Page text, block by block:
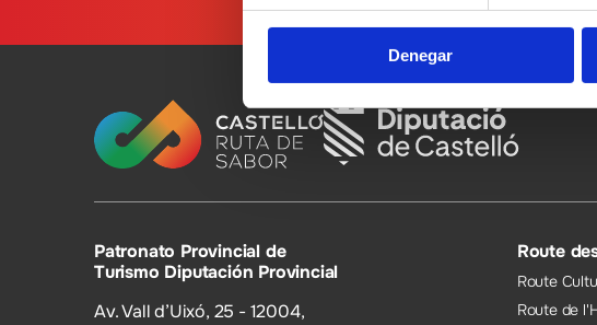
Denegar
Patronato Provincial de
Turismo Diputación Provincial
Av. Vall d’Uixó, 25 - 12004,
Route
Route
Route de